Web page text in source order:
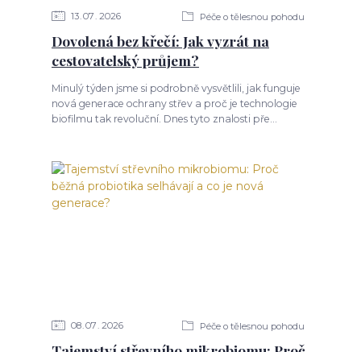
13 07 2026 Péče o tělesnou pohodu
Dovolená bez křečí: Jak vyzrát na
cestovatelský průjem?
Minulý týden jsme si podrobně vysvětlili, jak funguje
nová generace ochrany střev a proč je technologie
biofilmu tak revoluční. Dnes tyto znalosti pře...
08 07 2026 Péče o tělesnou pohodu